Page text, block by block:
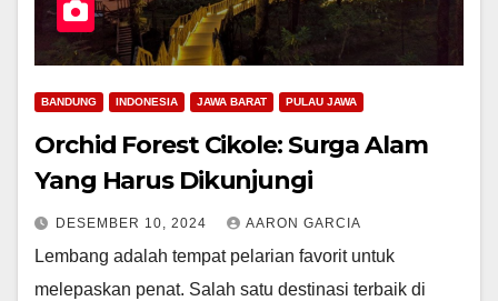
BANDUNG INDONESIA JAWA BARAT PULAU JAWA
Orchid Forest Cikole: Surga Alam
Yang Harus Dikunjungi
DESEMBER 10, 2024 AARON GARCIA
Lembang adalah tempat pelarian favorit untuk
melepaskan penat. Salah satu destinasi terbaik di